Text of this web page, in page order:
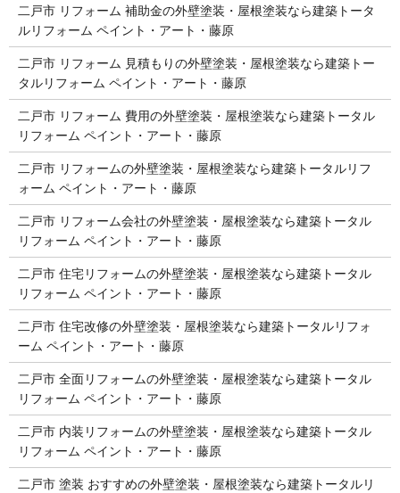
二戸市 リフォーム 補助金の外壁塗装・屋根塗装なら建築トータ
ルリフォーム ペイント・アート・藤原
二戸市 リフォーム 見積もりの外壁塗装・屋根塗装なら建築トー
タルリフォーム ペイント・アート・藤原
二戸市 リフォーム 費用の外壁塗装・屋根塗装なら建築トータル
リフォーム ペイント・アート・藤原
二戸市 リフォームの外壁塗装・屋根塗装なら建築トータルリフ
ォーム ペイント・アート・藤原
二戸市 リフォーム会社の外壁塗装・屋根塗装なら建築トータル
リフォーム ペイント・アート・藤原
二戸市 住宅リフォームの外壁塗装・屋根塗装なら建築トータル
リフォーム ペイント・アート・藤原
二戸市 住宅改修の外壁塗装・屋根塗装なら建築トータルリフォ
ーム ペイント・アート・藤原
二戸市 全面リフォームの外壁塗装・屋根塗装なら建築トータル
リフォーム ペイント・アート・藤原
二戸市 内装リフォームの外壁塗装・屋根塗装なら建築トータル
リフォーム ペイント・アート・藤原
二戸市 塗装 おすすめの外壁塗装・屋根塗装なら建築トータルリ